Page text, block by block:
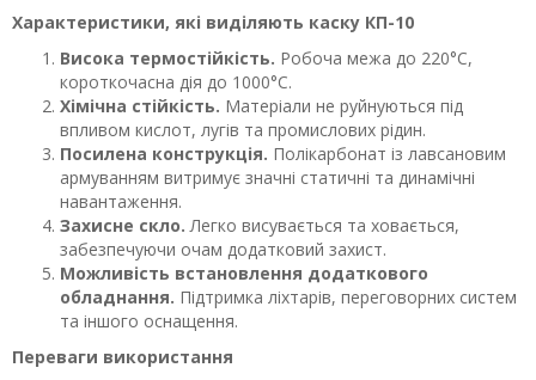
Характеристики, які виділяють каску КП-10
Висока термостійкість. Робоча межа до 220°C,
короткочасна дія до 1000°C.
Хімічна стійкість. Матеріали не руйнуються під
впливом кислот, лугів та промислових рідин.
Посилена конструкція. Полікарбонат із лавсановим
армуванням витримує значні статичні та динамічні
навантаження.
Захисне скло. Легко висувається та ховається,
забезпечуючи очам додатковий захист.
Можливість встановлення додаткового
обладнання. Підтримка ліхтарів, переговорних систем
та іншого оснащення.
Переваги використання